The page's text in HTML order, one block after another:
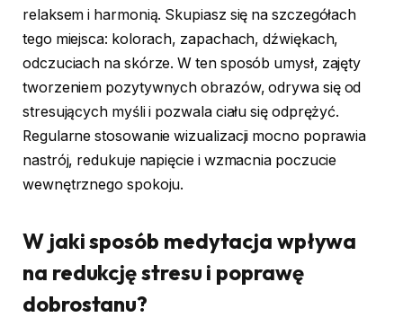
relaksem i harmonią. Skupiasz się na szczegółach
tego miejsca: kolorach, zapachach, dźwiękach,
odczuciach na skórze. W ten sposób umysł, zajęty
tworzeniem pozytywnych obrazów, odrywa się od
stresujących myśli i pozwala ciału się odprężyć.
Regularne stosowanie wizualizacji mocno poprawia
nastrój, redukuje napięcie i wzmacnia poczucie
wewnętrznego spokoju.
W jaki sposób medytacja wpływa
na redukcję stresu i poprawę
dobrostanu?